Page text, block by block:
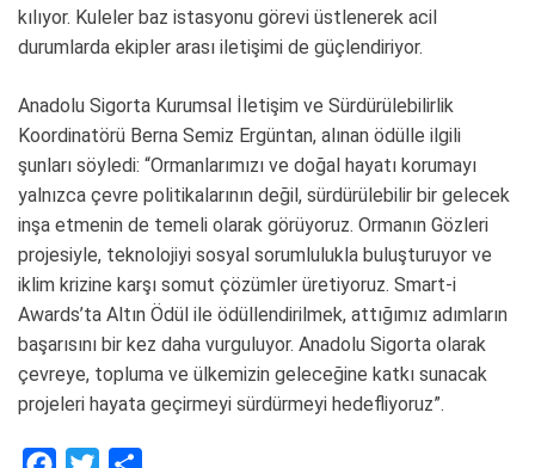
kılıyor. Kuleler baz istasyonu görevi üstlenerek acil
durumlarda ekipler arası iletişimi de güçlendiriyor.
Anadolu Sigorta Kurumsal İletişim ve Sürdürülebilirlik
Koordinatörü Berna Semiz Ergüntan, alınan ödülle ilgili
şunları söyledi: “Ormanlarımızı ve doğal hayatı korumayı
yalnızca çevre politikalarının değil, sürdürülebilir bir gelecek
inşa etmenin de temeli olarak görüyoruz. Ormanın Gözleri
projesiyle, teknolojiyi sosyal sorumlulukla buluşturuyor ve
iklim krizine karşı somut çözümler üretiyoruz. Smart-i
Awards’ta Altın Ödül ile ödüllendirilmek, attığımız adımların
başarısını bir kez daha vurguluyor. Anadolu Sigorta olarak
çevreye, topluma ve ülkemizin geleceğine katkı sunacak
projeleri hayata geçirmeyi sürdürmeyi hedefliyoruz”.